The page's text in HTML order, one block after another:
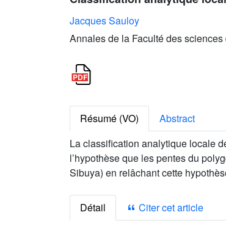
Jacques Sauloy
Annales de la Faculté des
Résumé (VO)
Abstract
La classification analytique locale
l’hypothèse que les pentes du
Sibuya) en relâchant cette
Détail
Citer cet article